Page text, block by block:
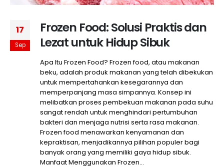
17
Sep
Frozen Food: Solusi Praktis dan
Lezat untuk Hidup Sibuk
Apa Itu Frozen Food? Frozen food, atau makanan
beku, adalah produk makanan yang telah dibekukan
untuk mempertahankan kesegarannya dan
memperpanjang masa simpannya. Konsep ini
melibatkan proses pembekuan makanan pada suhu
sangat rendah untuk menghindari pertumbuhan
bakteri dan menjaga nutrisi serta rasa makanan.
Frozen food menawarkan kenyamanan dan
kepraktisan, menjadikannya pilihan populer bagi
banyak orang yang memiliki gaya hidup sibuk.
Manfaat Menggunakan Frozen...